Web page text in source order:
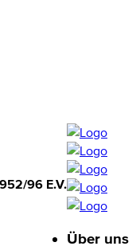
96 E.V.
Über uns